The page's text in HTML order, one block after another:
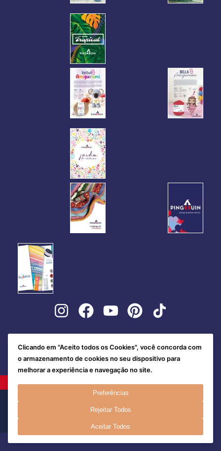
Clicando em "Aceito todos os Cookies", você concorda com
o armazenamento de cookies no seu dispositivo para
melhorar a experiência e navegação no site.
Preferências
Rejeitar Todos
Aceitar Todos